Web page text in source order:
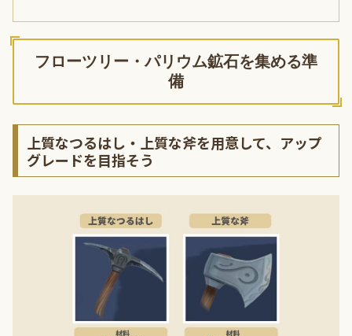
フローツリー・パリウム鉱石を集める準
備
上質なつるはし・上質な斧を用意して、アップ
グレードを目指そう